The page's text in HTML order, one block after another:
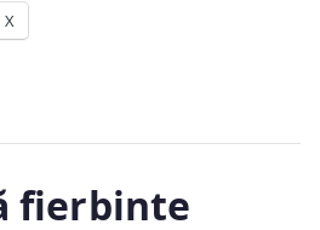
X
fierbinte